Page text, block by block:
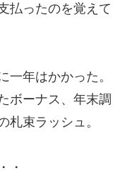
払ったのを覚えて
一年はかかった。
ボーナス、年末調
札束ラッシュ。
・